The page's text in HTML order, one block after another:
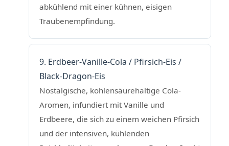
abkühlend mit einer kühnen, eisigen
Traubenempfindung.
9. Erdbeer-Vanille-Cola / Pfirsich-Eis /
Black-Dragon-Eis
Nostalgische, kohlensäurehaltige Cola-
Aromen, infundiert mit Vanille und
Erdbeere, die sich zu einem weichen Pfirsich
und der intensiven, kühlenden